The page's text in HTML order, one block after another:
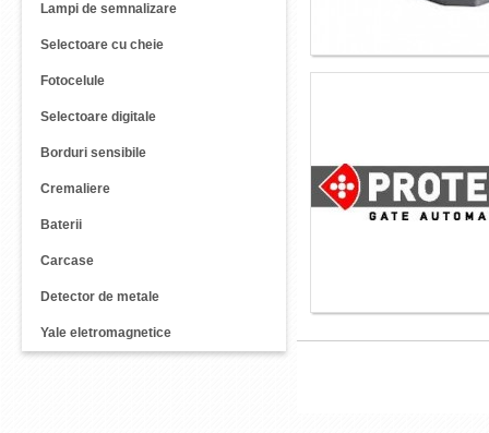
Lampi de semnalizare
Selectoare cu cheie
Fotocelule
Selectoare digitale
Borduri sensibile
Cremaliere
Baterii
Carcase
Detector de metale
Yale eletromagnetice